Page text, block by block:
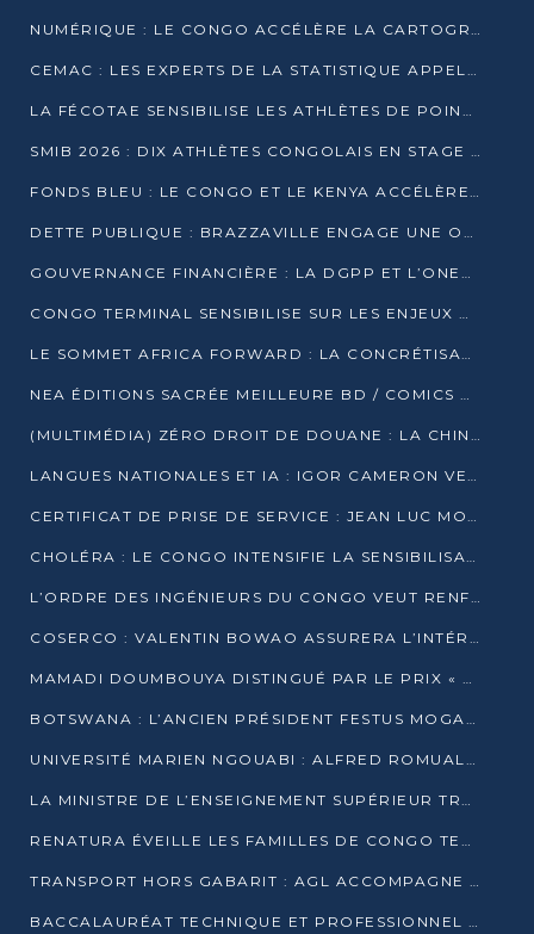
NUMÉRIQUE : LE CONGO ACCÉLÈRE LA CARTOGRAPHIE DE SES INFRASTRUCTURES DIGITALES
CEMAC : LES EXPERTS DE LA STATISTIQUE APPELLENT À RENFORCER LA SÉCURISATION DES DONNÉES
LA FÉCOTAE SENSIBILISE LES ATHLÈTES DE POINTE-NOIRE À L’HYGIÈNE ALIMENTA
SMIB 2026 : DIX ATHLÈTES CONGOLAIS EN STAGE AU KENYA
FONDS BLEU : LE CONGO ET LE KENYA ACCÉLÈRENT LA MOBILISATION DES FINANCEMENTS
DETTE PUBLIQUE : BRAZZAVILLE ENGAGE UNE OPÉRATION DE RACHAT DE 575 MILLIONS DE DOLLARS
GOUVERNANCE FINANCIÈRE : LA DGPP ET L’ONEC-C VERS UN PARTENARIAT POUR ASSAINIR LES ENTREPRISES PUBLIQUES
CONGO TERMINAL SENSIBILISE SUR LES ENJEUX DE LA SANTÉ MENTALE EN
LE SOMMET AFRICA FORWARD : LA CONCRÉTISATION DE PARTENARIATS ÉQUILIBRÉS ET TOURNÉS VERS L’AVENIR ENTRE LE CONTINENT AFRICAIN ET LA FRANCE
NEA ÉDITIONS SACRÉE MEILLEURE BD / COMICS D’AFRIQUE AU KENYA
(MULTIMÉDIA) ZÉRO DROIT DE DOUANE : LA CHINE ET L’AFRIQUE VERS UNE PROXIMITÉ SANS PRÉCÉDENT (PAPIER GÉNÉRAL)
LANGUES NATIONALES ET IA : IGOR CAMERON VEUT ARRIMER LA STRATÉGIE IA À LA LOI SUR LA RECHERCHE
CERTIFICAT DE PRISE DE SERVICE : JEAN LUC MOUTHOU DÉMENT UNE « FAKE NEWS »
CHOLÉRA : LE CONGO INTENSIFIE LA SENSIBILISATION AU MARCHÉ DE TALANGAÏ
L’ORDRE DES INGÉNIEURS DU CONGO VEUT RENFORCER L’ÉTHIQUE ET LA CRÉDIBILITÉ DE LA PROFESSION
COSERCO : VALENTIN BOWAO ASSURERA L’INTÉRIM À LA TÊTE DU BUREAU EXÉCUTIF NATIONAL
MAMADI DOUMBOUYA DISTINGUÉ PAR LE PRIX « SUPER GRAND BÂTISSEUR BABACAR N’DIAYE »
BOTSWANA : L’ANCIEN PRÉSIDENT FESTUS MOGAE EST MORT À 86 ANS
UNIVERSITÉ MARIEN NGOUABI : ALFRED ROMUALD NGUYA POATY SOUTIENT UNE THÈSE SUR LE PARADOXE DE LA CROISSANCE EN ZONE CEMAC
LA MINISTRE DE L’ENSEIGNEMENT SUPÉRIEUR TRACE SA FEUILLE DE ROUTE
RENATURA ÉVEILLE LES FAMILLES DE CONGO TERMINAL À LA PROTECTION DE L’ENVIRONNEMENT
TRANSPORT HORS GABARIT : AGL ACCOMPAGNE LE DÉVELOPPEMENT DU SECTEUR BRASSICOLE AU CONGO
BACCALAURÉAT TECHNIQUE ET PROFESSIONNEL : 16 352 CANDIDATS LANCÉS DANS LES ÉPREUVES D’EPS